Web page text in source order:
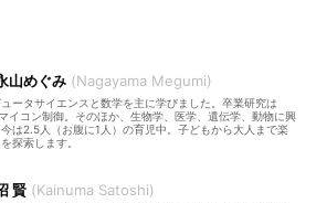
山めぐみ Nagayama Megumi
ータサイエンスと数学を主に学びました。卒業研究は
イコン制御。そのほか、生物学、医学、遺伝学、動物に興
は2.5人（お腹に1人）の育児中。子どもから大人まで楽
探索します。
賢 Kainuma Satoshi